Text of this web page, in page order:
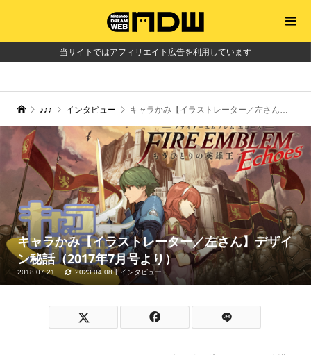
当サイトではアフィリエイト広告を利用しています
♪♪♪ インタビュー キャラかみ【イラストレーター／左さん】デザイン秘話（2017年7月号より）
キャラかみ【イラストレーター／左さん】デザイ
ン秘話（2017年7月号より）
2018.07.21 2023.04.08 インタビュー